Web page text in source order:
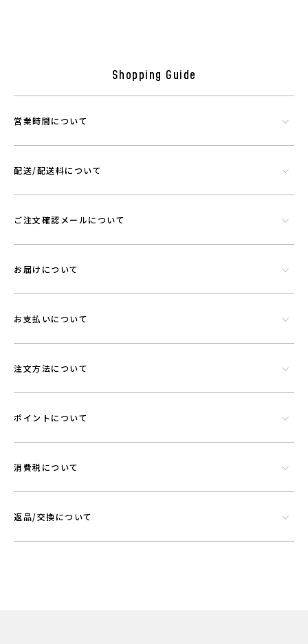
原産地：バングラディシュ
組成：綿100％ (プラウシオン加工)
機能素材プラウシオンについて
す。功績を微細に粉砕したものを染色工程で繊維にコーティングさせウ
Shopping Guide
営業時間について
配送/配送料について
ご注文確認メールについて
お届けについて
お支払いについて
注文方法について
ポイントについて
消費税について
返品/交換について